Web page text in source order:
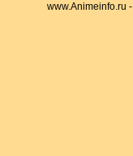
www.Animeinfo.ru -